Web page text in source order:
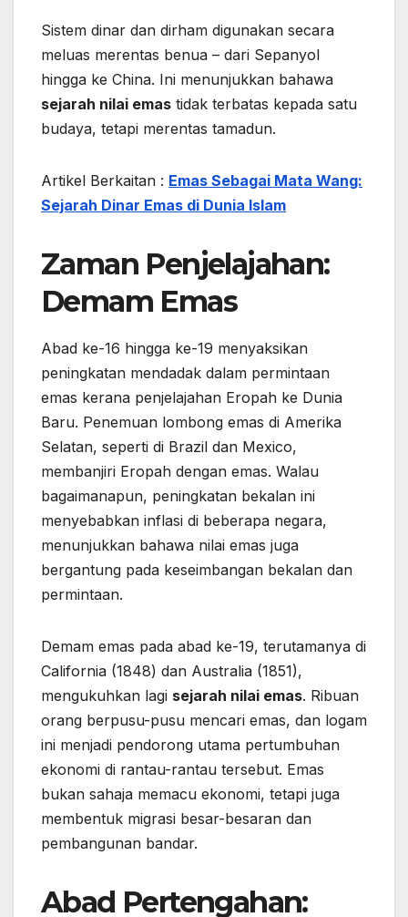
Sistem dinar dan dirham digunakan secara
meluas merentas benua – dari Sepanyol
hingga ke China. Ini menunjukkan bahawa
sejarah nilai emas tidak terbatas kepada satu
budaya, tetapi merentas tamadun.
Artikel Berkaitan : Emas Sebagai Mata Wang:
Sejarah Dinar Emas di Dunia Islam
Zaman Penjelajahan:
Demam Emas
Abad ke-16 hingga ke-19 menyaksikan
peningkatan mendadak dalam permintaan
emas kerana penjelajahan Eropah ke Dunia
Baru. Penemuan lombong emas di Amerika
Selatan, seperti di Brazil dan Mexico,
membanjiri Eropah dengan emas. Walau
bagaimanapun, peningkatan bekalan ini
menyebabkan inflasi di beberapa negara,
menunjukkan bahawa nilai emas juga
bergantung pada keseimbangan bekalan dan
permintaan.
Demam emas pada abad ke-19, terutamanya di
California (1848) dan Australia (1851),
mengukuhkan lagi sejarah nilai emas. Ribuan
orang berpusu-pusu mencari emas, dan logam
ini menjadi pendorong utama pertumbuhan
ekonomi di rantau-rantau tersebut. Emas
bukan sahaja memacu ekonomi, tetapi juga
membentuk migrasi besar-besaran dan
pembangunan bandar.
Abad Pertengahan: